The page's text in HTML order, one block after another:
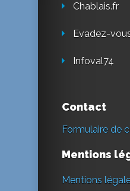
Chablais.fr
Evadez-
Infoval74
Contact
Formulaire de
Mentions
Mentions